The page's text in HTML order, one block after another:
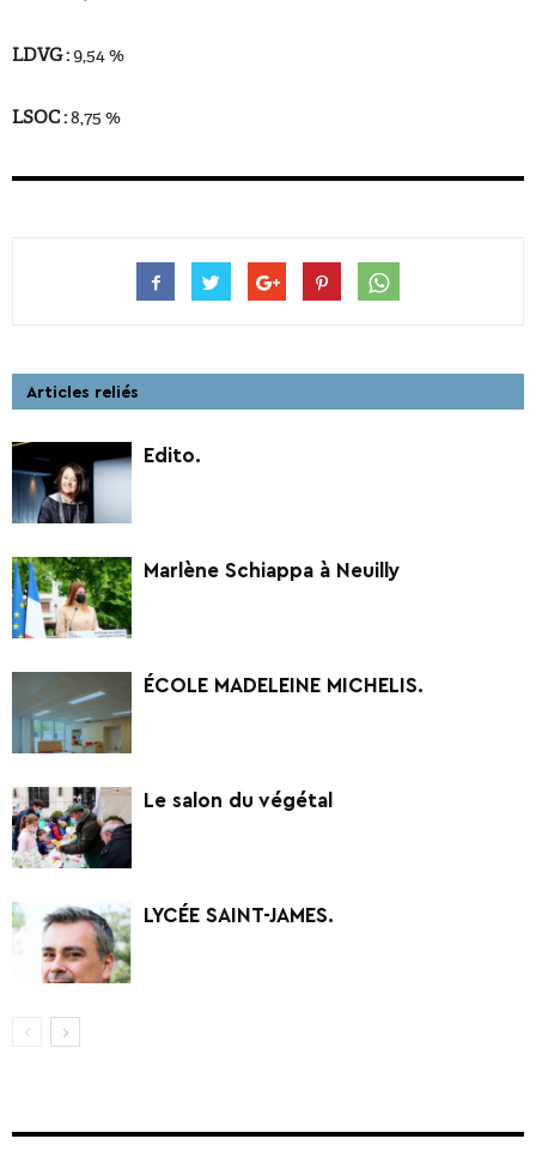
LDVG :9,54 %
LSOC :8,75 %
Articles reliés
Edito.
Marlène Schiappa à Neuilly
ÉCOLE MADELEINE MICHELIS.
Le salon du végétal
LYCÉE SAINT-JAMES.